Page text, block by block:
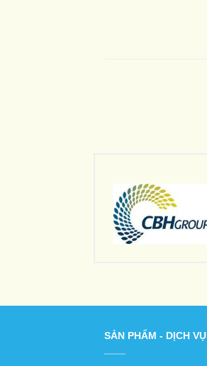
SẢN PHẨM - DỊCH VỤ